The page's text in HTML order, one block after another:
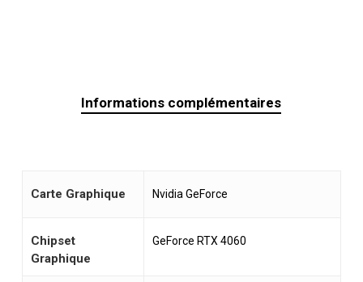
Informations complémentaires
Carte Graphique Nvidia GeForce
Chipset
Graphique
GeForce RTX 4060